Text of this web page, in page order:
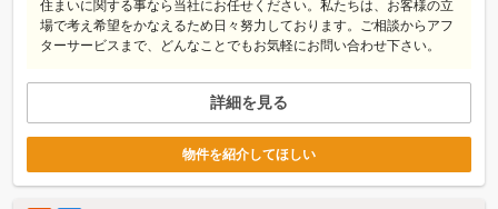
住まいに関する事なら当社にお任せください。私たちは、お客様の立
場で考え希望をかなえるため日々努力しております。ご相談からアフ
ターサービスまで、どんなことでもお気軽にお問い合わせ下さい。
詳細を見る
物件を紹介してほしい